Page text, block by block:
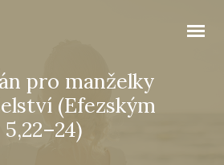
pro manželky
(Efezským
5,22–24)